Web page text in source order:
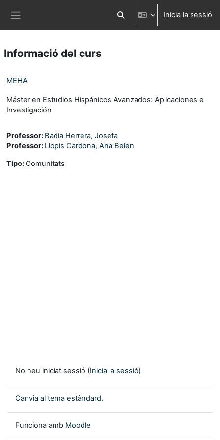
Commuta l'entrada de la cerca
Inicia la sessió
Informació del curs
MEHA
Máster en Estudios Hispánicos Avanzados: Aplicaciones e
Investigación
Professor: Badia Herrera, Josefa
Professor: Llopis Cardona, Ana Belen
Tipo: Comunitats
No heu iniciat sessió (Inicia la sessió)
Canvia al tema estàndard.
Funciona amb Moodle